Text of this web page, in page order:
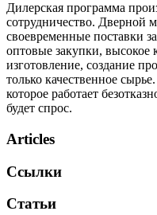
Дилерская программа
сотрудничество. Дверной
своевременные поставки
оптовые закупки, высокое
изготовление, создание
только качественное
которое работает
будет спрос.
Articles
Ссылки
Статьи